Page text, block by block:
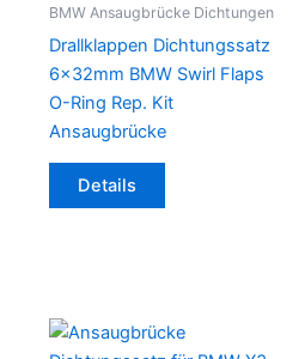
BMW Ansaugbrücke Dichtungen
Drallklappen Dichtungssatz
6x32mm BMW Swirl Flaps
O-Ring Rep. Kit
Ansaugbrücke
Details